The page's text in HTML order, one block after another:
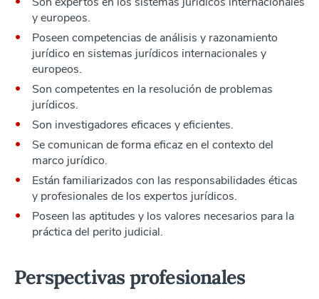
y europeos.
Poseen competencias de análisis y razonamiento
jurídico en sistemas jurídicos internacionales y
europeos.
Son competentes en la resolución de problemas
jurídicos.
Son investigadores eficaces y eficientes.
Se comunican de forma eficaz en el contexto del
marco jurídico.
Están familiarizados con las responsabilidades éticas
y profesionales de los expertos jurídicos.
Poseen las aptitudes y los valores necesarios para la
práctica del perito judicial.
Perspectivas profesionales